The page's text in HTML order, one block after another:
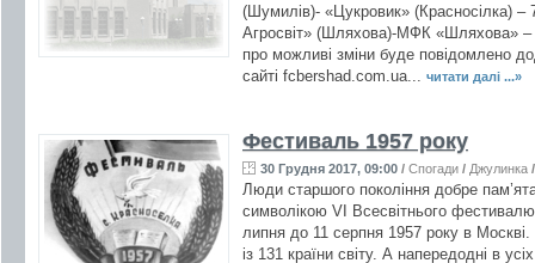
(Шумилів)- «Цукровик» (Красносілка) –
Агросвіт» (Шляхова)-МФК «Шляхова» –
про можливі зміни буде повідомлено
сайті fcbershad.com.ua... читати далі ...»
Фестиваль 1957 року
30 Грудня 2017, 09:00 / Спогади / Джулинка
Люди старшого покоління добре
символікою VI Всесвітнього
липня до 11 серпня 1957 року в Москві.
із 131 країни світу. А напередодні в